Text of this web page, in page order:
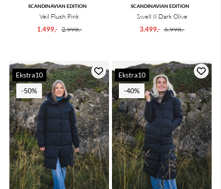
SCANDINAVIAN EDITION
Veil Flush Pink
1.499,- 2.998,-
SCANDINAVIAN EDITION
Swell II Dark Olive
3.499,- 6.998,-
Ekstra10
-50%
Ekstra10
-40%